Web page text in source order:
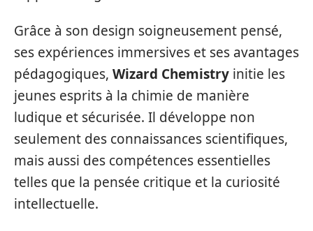
Grâce à son design soigneusement pensé,
ses expériences immersives et ses avantages
pédagogiques, Wizard Chemistry initie les
jeunes esprits à la chimie de manière
ludique et sécurisée. Il développe non
seulement des connaissances scientifiques,
mais aussi des compétences essentielles
telles que la pensée critique et la curiosité
intellectuelle.